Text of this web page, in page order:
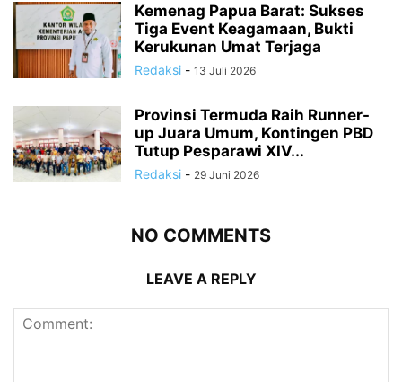
Kemenag Papua Barat: Sukses
Tiga Event Keagamaan, Bukti
Kerukunan Umat Terjaga
Redaksi - 13 Juli 2026
Provinsi Termuda Raih Runner-
up Juara Umum, Kontingen PBD
Tutup Pesparawi XIV...
Redaksi - 29 Juni 2026
NO COMMENTS
LEAVE A REPLY